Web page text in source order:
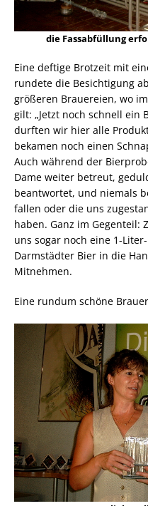
die Fassabfüllung
Eine deftige Brotzeit mit
rundete die Besichtigung
größeren Brauereien, wo
gilt: „Jetzt noch schnell ein
durften wir hier alle
bekamen noch einen
Auch während der
Dame weiter betreut,
beantwortet, und niemals
fallen oder die uns
haben. Ganz im Gegenteil:
uns sogar noch eine 1-
Darmstädter Bier in die
Mitnehmen.
Eine rundum schöne